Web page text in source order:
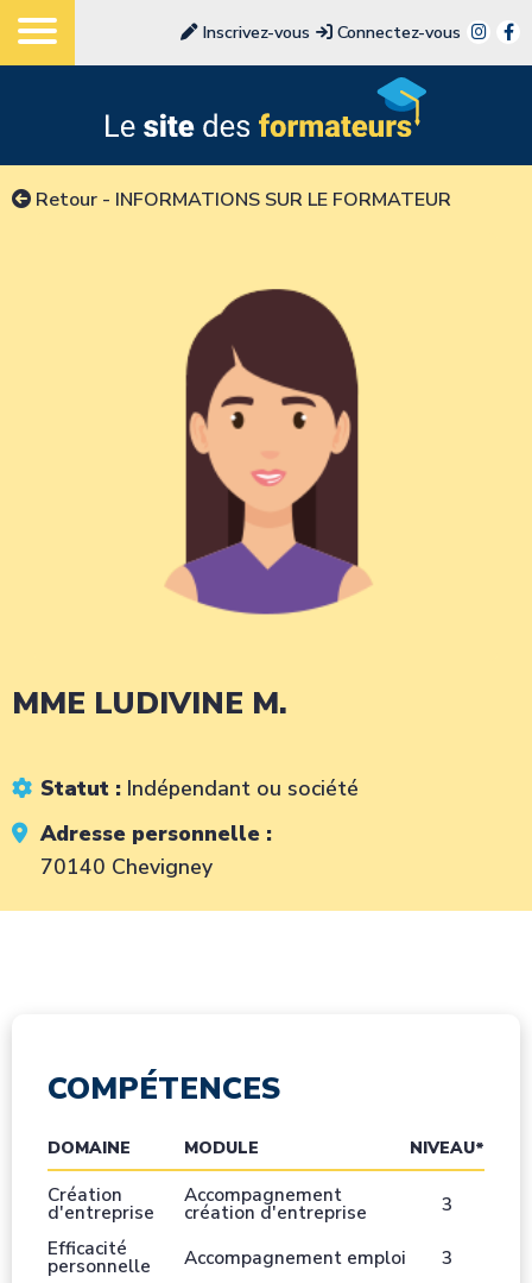
Inscrivez-vous Connectez-vous
Retour - INFORMATIONS SUR LE FORMATEUR
MME LUDIVINE M.
Statut : Indépendant ou société
Adresse personnelle :
70140 Chevigney
COMPÉTENCES
DOMAINE MODULE NIVEAU*
Création
d'entreprise
Accompagnement
création d'entreprise
3
Efficacité
personnelle Accompagnement emploi
3